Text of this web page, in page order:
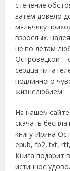
стечение
затем довело
мальчику
взрослых,
не по летам
Островецкой –
сердца
подлинного
жизнелюбием.
На нашем
скачать
книгу Ирина
epub, fb2, txt,
Книга подарит
истинное